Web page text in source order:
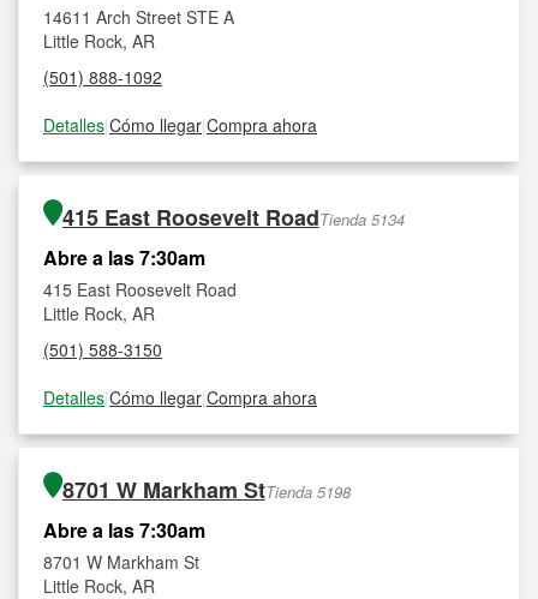
14611 Arch Street STE A
Little Rock, AR
(501) 888-1092
Detalles|Cómo llegar|Compra ahora
415 East Roosevelt RoadTienda 5134
Abre a las 7:30am
415 East Roosevelt Road
Little Rock, AR
(501) 588-3150
Detalles|Cómo llegar|Compra ahora
8701 W Markham StTienda 5198
Abre a las 7:30am
8701 W Markham St
Little Rock, AR